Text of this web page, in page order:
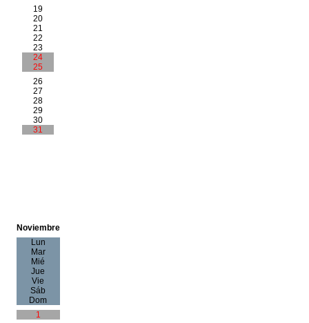
19
20
21
22
23
24
25
26
27
28
29
30
31
Noviembre
Lun
Mar
Mié
Jue
Vie
Sáb
Dom
1